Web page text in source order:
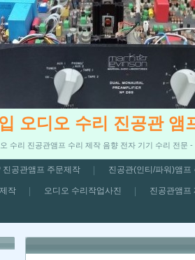
오디오 수리 진공관 앰
수리 진공관앰프 수리 제작 음향 전자 기기 수리 전문 -
진공관앰프 주문제작 진공관(인티/파워)앰프
작 오디오 수리작업사진 진공관앰프